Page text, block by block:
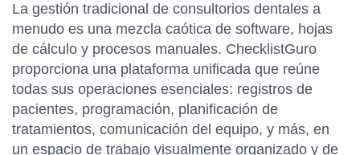
La gestión tradicional de consultorios dentales a
menudo es una mezcla caótica de software, hojas
de cálculo y procesos manuales. ChecklistGuro
proporciona una plataforma unificada que reúne
todas sus operaciones esenciales: registros de
pacientes, programación, planificación de
tratamientos, comunicación del equipo, y más, en
un espacio de trabajo visualmente organizado y de